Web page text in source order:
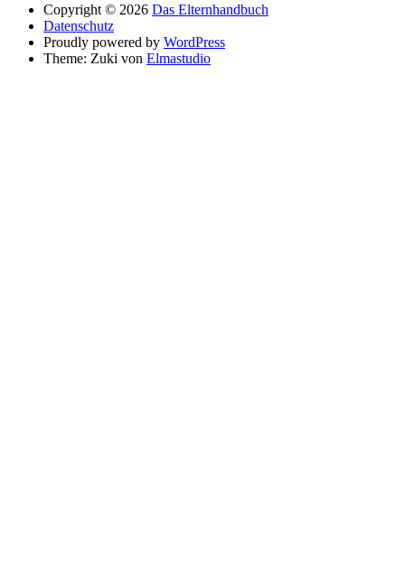
Copyright © 2026 Das Elternhandbuch
Datenschutz
Proudly powered by WordPress
Theme: Zuki von Elmastudio